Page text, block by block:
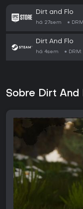
Dirt and Flo
há 27sem
Dirt And Flo
há 4sem DRM:
Sobre Dirt And